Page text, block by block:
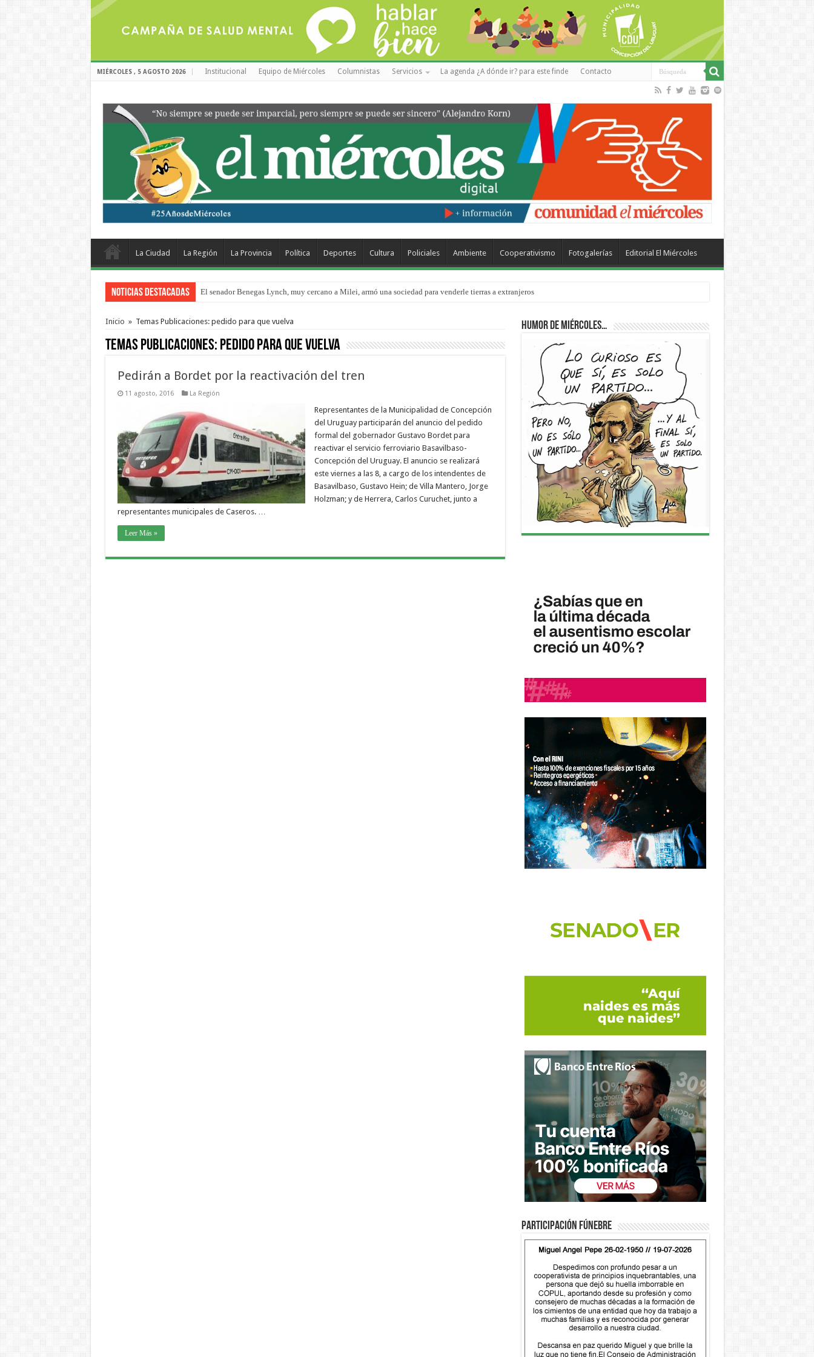
MIÉRCOLES , 5 AGOSTO 2026 Institucional Equipo de Miércoles Columnistas Servicios La agenda ¿A dónde ir? para este finde Contacto
La Ciudad La Región La Provincia Política Deportes Cultura Policiales Ambiente Cooperativismo Fotogalerías Editorial El Miércoles
Noticias Destacadas El senador Benegas Lynch, muy cercano a Milei, armó una sociedad para venderle tierras a extranjeros
El gobierno baja el capítulo de extranjerización de tierras
Inicio » Temas Publicaciones: pedido para que vuelva
Temas Publicaciones: pedido para que vuelva
Pedirán a Bordet por la reactivación del tren
11 agosto, 2016 La Región
Representantes de la Municipalidad de Concepción
del Uruguay participarán del anuncio del pedido
formal del gobernador Gustavo Bordet para
reactivar el servicio ferroviario Basavilbaso-
Concepción del Uruguay. El anuncio se realizará
este viernes a las 8, a cargo de los intendentes de
Basavilbaso, Gustavo Hein; de Villa Mantero, Jorge
Holzman; y de Herrera, Carlos Curuchet, junto a
representantes municipales de Caseros. …
Leer Más »
Humor de Miércoles…
Participación fúnebre